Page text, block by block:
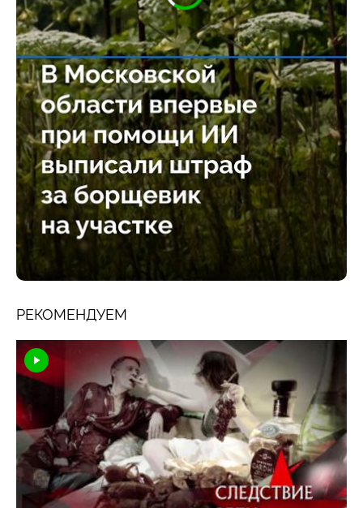
РЕКОМЕНДУЕМ